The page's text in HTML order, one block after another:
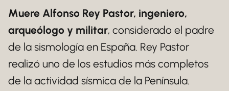
Muere Alfonso Rey Pastor, ingeniero,
arqueólogo y militar, considerado el padre
de la sismología en España. Rey Pastor
realizó uno de los estudios más completos
de la actividad sísmica de la Península.